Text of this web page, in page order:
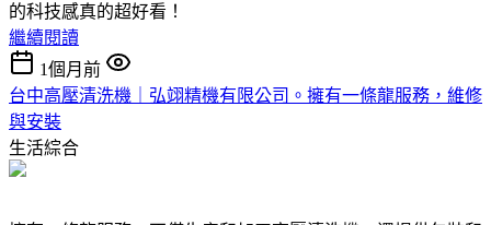
的科技感真的超好看！
繼續閱讀
1個月前
台中高壓清洗機｜弘翊精機有限公司。擁有一條龍服務，維修
與安裝
生活綜合